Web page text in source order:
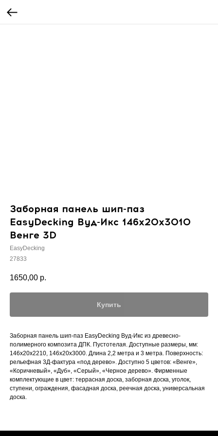
Заборная панель шип-паз
EasyDecking Вуд-Икс 146х20х3010
Венге 3D
EasyDecking
27833
1650,00 р.
Купить
Заборная панель шип-паз EasyDecking Вуд-Икс из древесно-
полимерного композита ДПК. Пустотелая. Доступные размеры, мм:
146х20х2210, 146х20х3000. Длина 2,2 метра и 3 метра. Поверхность:
рельефная 3Д-фактура «под дерево». Доступно 5 цветов: «Венге»,
«Коричневый», «Дуб», «Серый», «Черное дерево». Фирменные
комплектующие в цвет: террасная доска, заборная доска, уголок,
ступени, ограждения, фасадная доска, реечная доска, универсальная
доска.